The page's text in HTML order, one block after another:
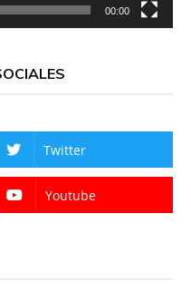
00:00
Twitter
Youtube